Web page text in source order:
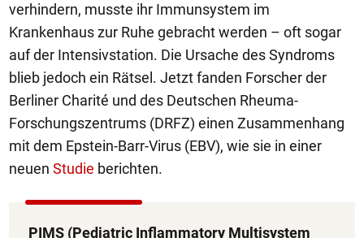
verhindern, musste ihr Immunsystem im
Krankenhaus zur Ruhe gebracht werden – oft sogar
auf der Intensivstation. Die Ursache des Syndroms
blieb jedoch ein Rätsel. Jetzt fanden Forscher der
Berliner Charité und des Deutschen Rheuma-
Forschungszentrums (DRFZ) einen Zusammenhang
mit dem Epstein-Barr-Virus (EBV), wie sie in einer
neuen Studie berichten.
PIMS (Pediatric Inflammatory Multisystem